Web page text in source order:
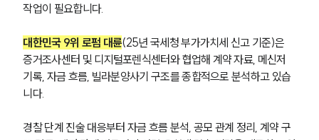
작업이 필요합니다.
대한민국 9위 로펌 대륜(25년 국세청 부가가치세 신고 기준)은
증거조사센터 및 디지털포렌식센터와 협업해 계약 자료, 메신저
기록, 자금 흐름, 빌라분양사기 구조를 종합적으로 분석하고 있습
니다.
경찰 단계 진술 대응부터 자금 흐름 분석, 공모 관계 정리, 계약 구